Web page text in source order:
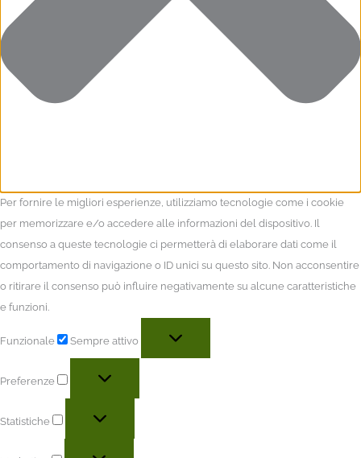
Per fornire le migliori esperienze, utilizziamo tecnologie come i cookie
per memorizzare e/o accedere alle informazioni del dispositivo. Il
consenso a queste tecnologie ci permetterà di elaborare dati come il
comportamento di navigazione o ID unici su questo sito. Non acconsentire
o ritirare il consenso può influire negativamente su alcune caratteristiche
e funzioni.
Funzionale Sempre attivo
Preferenze
Statistiche